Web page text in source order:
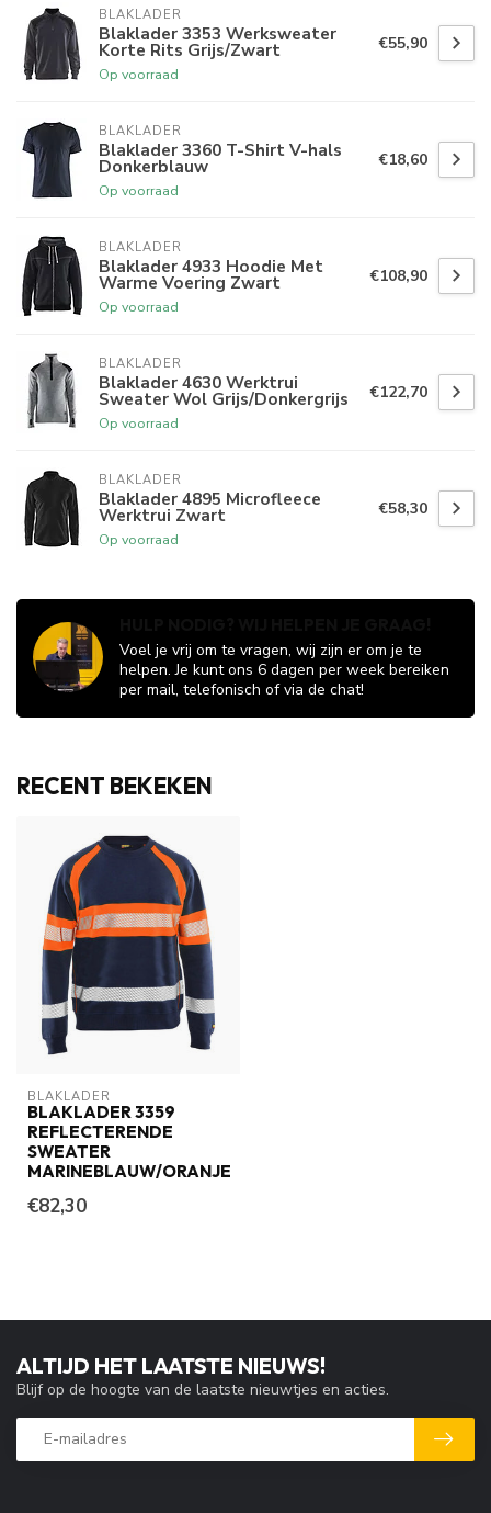
BLAKLADER
Blaklader 3353 Werksweater
Korte Rits Grijs/Zwart
Op voorraad
€55,90
BLAKLADER
Blaklader 3360 T-Shirt V-hals
Donkerblauw
Op voorraad
€18,60
BLAKLADER
Blaklader 4933 Hoodie Met
Warme Voering Zwart
Op voorraad
€108,90
BLAKLADER
Blaklader 4630 Werktrui
Sweater Wol Grijs/Donkergrijs
Op voorraad
€122,70
BLAKLADER
Blaklader 4895 Microfleece
Werktrui Zwart
Op voorraad
€58,30
Voel je vrij om te vragen, wij zijn er om je te
helpen. Je kunt ons 6 dagen per week bereiken
per mail, telefonisch of via de chat!
RECENT BEKEKEN
BLAKLADER
BLAKLADER 3359
REFLECTERENDE
SWEATER
MARINEBLAUW/ORANJE
€82,30
ALTIJD HET LAATSTE NIEUWS!
Blijf op de hoogte van de laatste nieuwtjes en acties.